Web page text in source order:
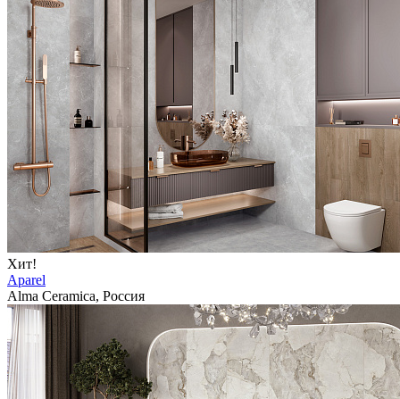
Хит!
Aparel
Alma Ceramica, Россия